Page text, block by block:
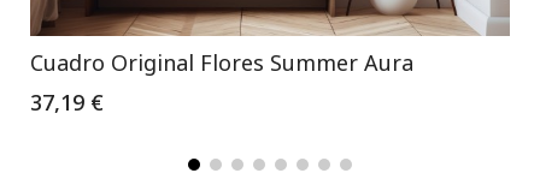
Cuadro Original Flores Summer Aura
37,19 €